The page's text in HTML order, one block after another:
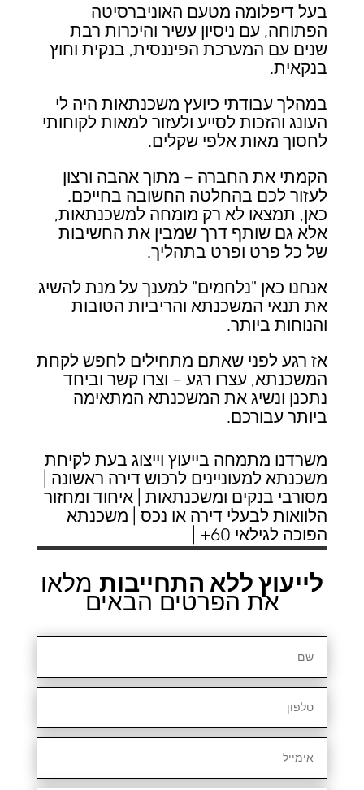
בעל דיפלומה מטעם האוניברסיטה
הפתוחה, עם ניסיון עשיר והיכרות רבת
שנים עם המערכת הפיננסית, בנקית וחוץ
בנקאית.
במהלך עבודתי כיועץ משכנתאות היה לי
העונג והזכות לסייע ולעזור למאות לקוחותי
לחסוך מאות אלפי שקלים.
הקמתי את החברה – מתוך אהבה ורצון
לעזור לכם בהחלטה החשובה בחייכם.
כאן, תמצאו לא רק מומחה למשכנתאות,
אלא גם שותף דרך שמבין את החשיבות
של כל פרט ופרט בתהליך.
אנחנו כאן "נלחמים" למענך על מנת להשיג
את תנאי המשכנתא והריביות הטובות
והנוחות ביותר.
אז רגע לפני שאתם מתחילים לחפש לקחת
המשכנתא, עצרו רגע – וצרו קשר וביחד
נתכנן ונשיג את המשכנתא המתאימה
ביותר עבורכם.
משרדנו מתמחה בייעוץ וייצוג בעת לקיחת
משכנתא למעוניינים לרכוש דירה ראשונה |
מסורבי בנקים ומשכנתאות | איחוד ומחזור
הלוואות לבעלי דירה או נכס | משכנתא
הפוכה לגילאי 60+ |
לייעוץ ללא התחייבות מלאו
את הפרטים הבאים